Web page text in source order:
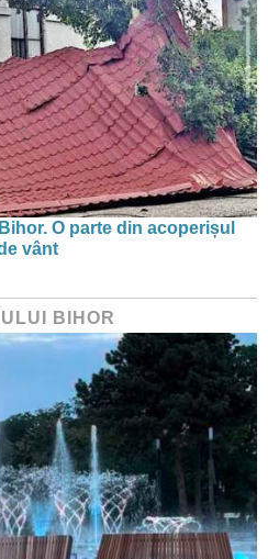
O parte din acoperișul
vânt
BIHOR